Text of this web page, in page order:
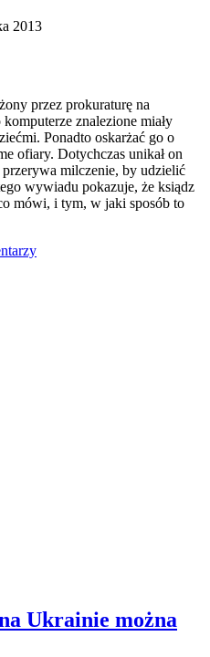
2013
przez prokuraturę na
znalezione miały
Ponadto oskarżać go o
ofiary. Dotychczas unikał on
milczenie, by udzielić
wywiadu pokazuje, że ksiądz
mówi, i tym, w jaki sposób to
Ukrainie można